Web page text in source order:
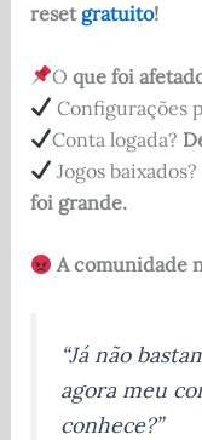
reset gratuito!
O que foi
Configurações
Conta logada?
Jogos baixados?
foi grande.
A comunidade
“Já não
agora meu
conhece?”